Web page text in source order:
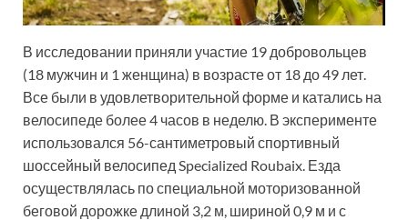
В исследовании приняли участие 19 добровольцев
(18 мужчин и 1 женщина) в возрасте от 18 до 49 лет.
Все были в удовлетворительной форме и катались на
велосипеде более 4 часов в неделю. В эксперименте
использовался 56-сантиметровый спортивный
шоссейный велосипед Specialized Roubaix. Езда
осуществлялась по специальной моторизованной
беговой дорожке длиной 3,2 м, шириной 0,9 м и с